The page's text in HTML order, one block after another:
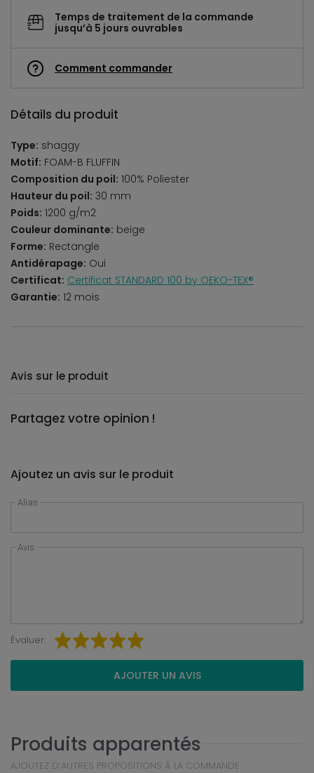
Temps de traitement de la commande
jusqu’à 5 jours ouvrables
Comment commander
Détails du produit
Type: shaggy
Motif: FOAM-B FLUFFIN
Composition du poil: 100% Poliester
Hauteur du poil: 30 mm
Poids: 1200 g/m2
Couleur dominante: beige
Forme: Rectangle
Antidérapage: Oui
Certificat: Certificat STANDARD 100 by OEKO-TEX®
Garantie: 12 mois
Avis sur le produit
Partagez votre opinion !
Ajoutez un avis sur le produit
Alias
Avis
Évaluer:
AJOUTER UN AVIS
Produits apparentés
AJOUTEZ D’AUTRES PROPOSITIONS À LA COMMANDE